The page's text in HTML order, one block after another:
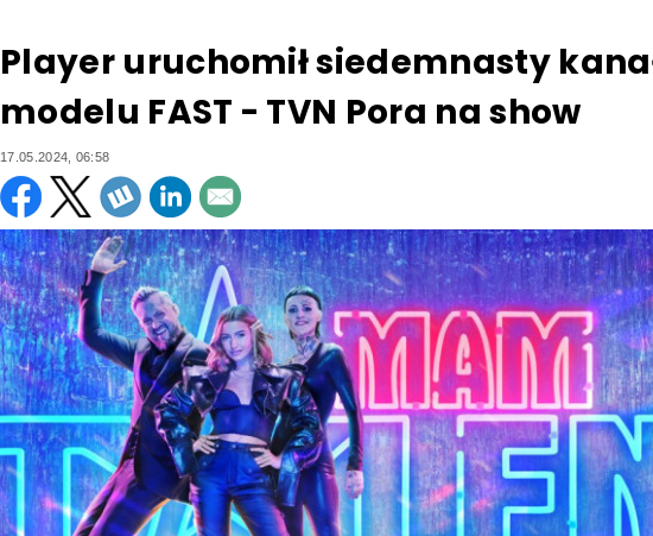
Player uruchomił siedemnasty
modelu FAST - TVN Pora na show
17.05.2024, 06:58